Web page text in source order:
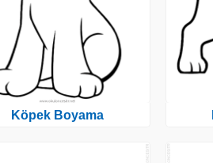
Köpek Boyama